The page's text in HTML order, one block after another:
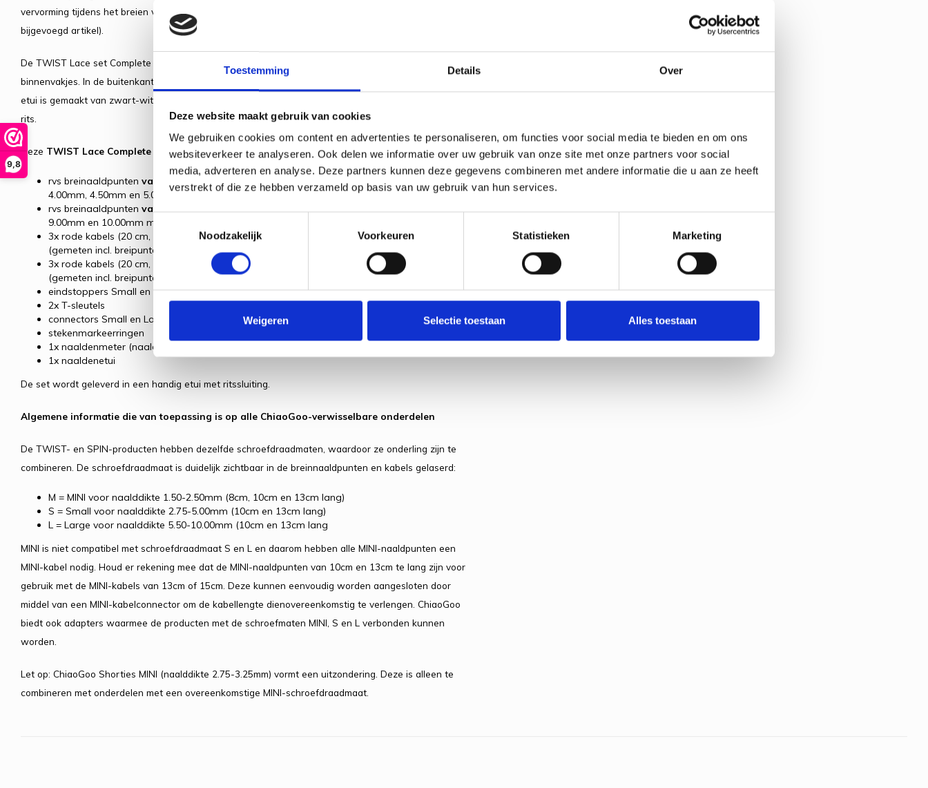
Toestemming Details Over
Deze website maakt gebruik van cookies
We gebruiken cookies om content en advertenties te personaliseren, om functies voor social media te bieden en om ons
websiteverkeer te analyseren. Ook delen we informatie over uw gebruik van onze site met onze partners voor social
media, adverteren en analyse. Deze partners kunnen deze gegevens combineren met andere informatie die u aan ze heeft
verstrekt of die ze hebben verzameld op basis van uw gebruik van hun services.
Toestemmingsselectie
Noodzakelijk
Voorkeuren Statistieken Marketing
Weigeren Selectie toestaan Alles toestaan
9,8
vervorming tijdens het breien voorkomt. De set is ook verkrijgbaar met een naaldlengte van 13 cm (zie
bijgevoegd artikel).
De TWIST Lace set Complete wordt geleverd in een naaldenetui met 13 gelabelde (van 2.75-10.00mm)
binnenvakjes. In de buitenkant zit een met rits afsluitbaar opbergvak voor kabels en accessoires. Het
etui is gemaakt van zwart-wit gebloemde stof met rode details en is aan drie zijden afsluitbaar met een
rits.
Deze TWIST Lace Complete verwisselbare rondbreinaaldenset bestaat uit:
rvs breinaaldpunten van 10 cm lang
in naalddiktes 2.75mm, 3.25mm, 3.50mm, 3.75mm,
4.00mm, 4.50mm en 5.00mm met schroefdraadmaat Small (S)
rvs breinaaldpunten van 10 cm langin naalddiktes 5.50mm, 6.00mm, 6.50mm, 8.00mm,
9.00mm en 10.00mm met schroefdraadmaat Large (L)
3x rode kabels (20 cm, 35 cm, 55 cm) voor rondbreinaalden van 40 cm, 56 cm en 76 cm lang
(gemeten incl. breipunten), met schroefdraadmaat Small (S)
3x rode kabels (20 cm, 35 cm, 55 cm) voor rondbreinaalden van 40 cm, 56 cm en 76 cm lang
(gemeten incl. breipunten), met schroefdraadmaat Large (L)
eindstoppers Small en Large
2x T-sleutels
connectors Small en Large
stekenmarkeerringen
1x naaldenmeter (naaldenmal)
1x naaldenetui
De set wordt geleverd in een handig etui met ritssluiting.
Algemene informatie die van toepassing is op alle ChiaoGoo-verwisselbare onderdelen
De TWIST- en SPIN-producten hebben dezelfde schroefdraadmaten, waardoor ze onderling zijn te
combineren. De schroefdraadmaat is duidelijk zichtbaar in de breinnaaldpunten en kabels gelaserd:
M = MINI voor naalddikte 1.50-2.50mm (8cm, 10cm en 13cm lang)
S = Small voor naalddikte 2.75-5.00mm (10cm en 13cm lang)
L = Large voor naalddikte 5.50-10.00mm (10cm en 13cm lang
MINI is niet compatibel met schroefdraadmaat S en L en daarom hebben alle MINI-naaldpunten een
MINI-kabel nodig. Houd er rekening mee dat de MINI-naaldpunten van 10cm en 13cm te lang zijn voor
gebruik met de MINI-kabels van 13cm of 15cm. Deze kunnen eenvoudig worden aangesloten door
middel van een MINI-kabelconnector om de kabellengte dienovereenkomstig te verlengen. ChiaoGoo
biedt ook adapters waarmee de producten met de schroefmaten MINI, S en L verbonden kunnen
worden.
Let op: ChiaoGoo Shorties MINI (naalddikte 2.75-3.25mm) vormt een uitzondering. Deze is alleen te
combineren met onderdelen met een overeenkomstige MINI-schroefdraadmaat.